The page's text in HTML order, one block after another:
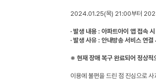
2024.01.25(목) 21:00부터
∙ 발생 내용 : 아파트아이 앱 접속
∙ 발생 사유 : 안내방송 서비스 연
※ 현재 장애 복구 완료되어 정상적
이용에 불편을 드린 점 진심으로 사